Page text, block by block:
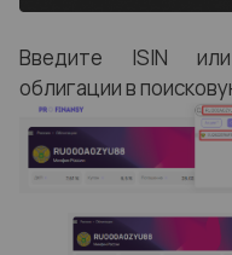
Введите ISIN
облигации в